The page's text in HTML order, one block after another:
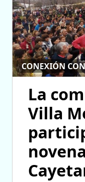
CONEXIÓN
La
Villa